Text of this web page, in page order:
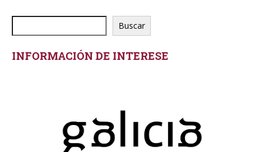
Buscar
INFORMACIÓN DE INTERESE